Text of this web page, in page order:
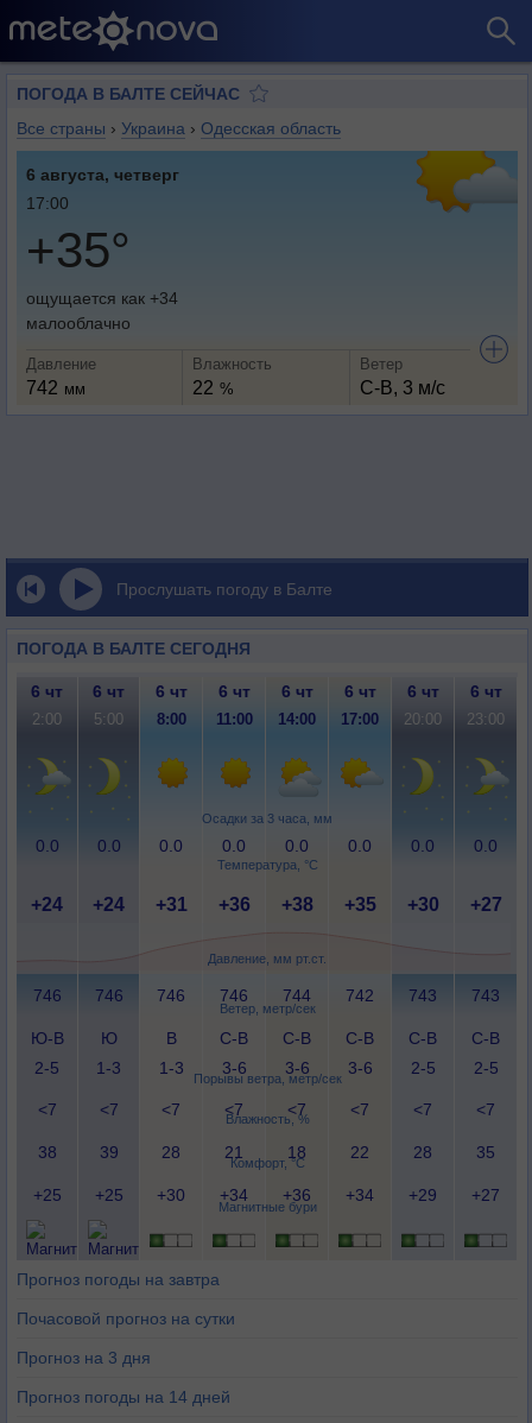
ПОГОДА В БАЛТЕ СЕЙЧАС
Все страны › Украина › Одесская область
6 августа, четверг
17:00
+35°
ощущается как +34
малооблачно
Давление
742 мм
Влажность
22 %
Ветер
С-В, 3 м/с
Прослушать погоду в Балте
ПОГОДА В БАЛТЕ СЕГОДНЯ
Осадки за 3 часа, мм
Температура, °C
Давление, мм рт.ст.
Ветер, метр/сек
Порывы ветра, метр/сек
Влажность, %
Комфорт, °C
Магнитные бури
6 чт 6 чт 6 чт 6 чт 6 чт 6 чт 6 чт 6 чт
2:00 5:00 8:00 11:00 14:00 17:00 20:00 23:00
0.0 0.0 0.0 0.0 0.0 0.0 0.0 0.0
+24 +24 +31 +36 +38 +35 +30 +27
746 746 746 746 744 742 743 743
Ю-В
2-5
Ю
1-3
В
1-3
С-В
3-6
С-В
3-6
С-В
3-6
С-В
2-5
С-В
2-5
<7 <7 <7 <7 <7 <7 <7 <7
38 39 28 21 18 22 28 35
+25 +25 +30 +34 +36 +34 +29 +27
Прогноз погоды на завтра
Почасовой прогноз на сутки
Прогноз на 3 дня
Прогноз погоды на 14 дней